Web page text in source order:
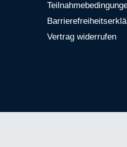
Vertrag widerrufen